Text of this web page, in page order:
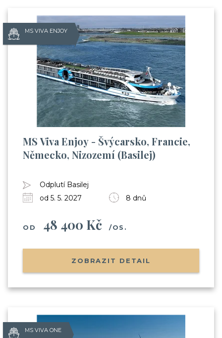
MS VIVA ENJOY
MS Viva Enjoy - Švýcarsko, Francie,
Německo, Nizozemí (Basilej)
Odplutí Basilej
od 5. 5. 2027
8 dnů
OD 48 400 Kč /OS.
ZOBRAZIT DETAIL
MS VIVA ONE